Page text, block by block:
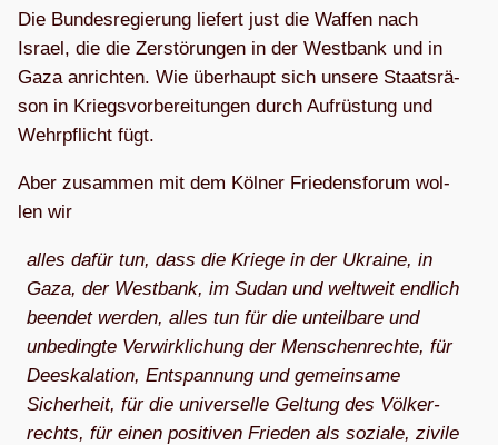
Die Bun­des­re­gie­rung lie­fert just die Waf­fen nach
Israel, die die Zer­stö­run­gen in der West­bank und in
Gaza anrich­ten. Wie über­haupt sich unsere Staats­rä­
son in Kriegs­vor­be­rei­tun­gen durch Auf­rüs­tung und
Wehr­pflicht fügt.
Aber zusam­men mit dem Köl­ner Frie­dens­fo­rum wol­
len wir
alles dafür tun, dass die Kriege in der Ukraine, in
Gaza, der West­bank, im Sudan und welt­weit end­lich
been­det wer­den, alles tun für die unteil­bare und
unbe­dingte Ver­wirk­li­chung der Men­schen­rechte, für
Dees­ka­la­tion, Ent­span­nung und gemein­same
Sicher­heit, für die uni­ver­selle Gel­tung des Völ­ker­
rechts, für einen posi­ti­ven Frie­den als soziale, zivile